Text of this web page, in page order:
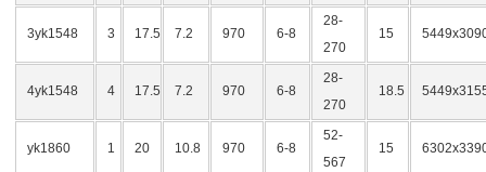
3yk1548 3 17.5 7.2 970 6-8
28-
270
15
4yk1548 4 17.5 7.2 970 6-8
28-
270
18.5
yk1860 1 20 10.8 970 6-8
52-
567
15